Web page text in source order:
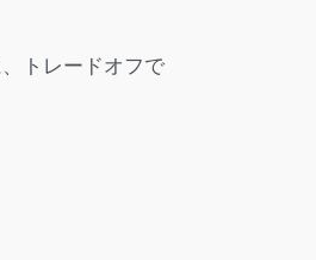
トレードオフで